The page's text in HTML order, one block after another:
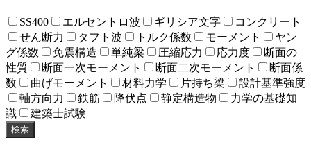
SS400 エルセントロ波 ギリシア文字
コンクリート
せん断力
タフト波 トルク係数 モーメント
ヤン
グ係数
免震構造 単純梁 圧縮応力 応力度
断面の
性質
断面一次モーメント 断面二次モーメント
断面係
数
曲げモーメント 材料力学 片持ち梁
設計基準強度
軸方向力
鉄筋 降伏点 静定構造物
力学の基礎知
識
建築士試験
検索